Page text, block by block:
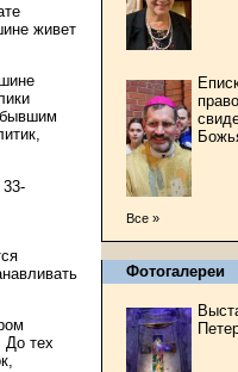
живет
бывшим
33-
До тех
Все »
Фотогалереи